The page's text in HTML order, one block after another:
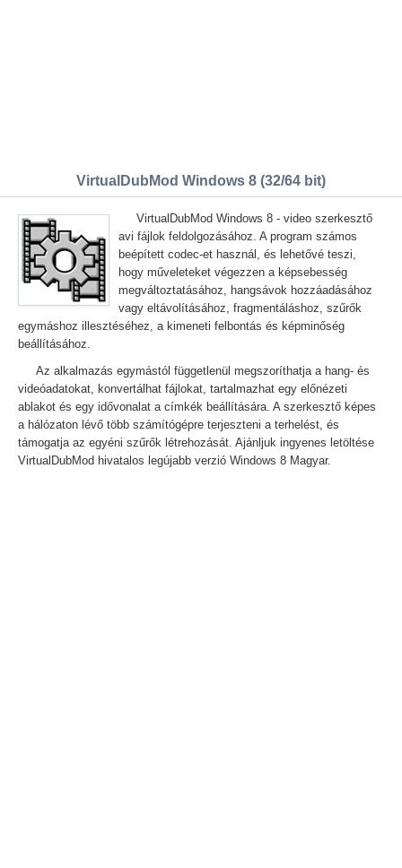
VirtualDubMod Windows 8 (32/64 bit)
VirtualDubMod Windows 8 - video szerkesztő
avi fájlok feldolgozásához. A program számos
beépített codec-et használ, és lehetővé teszi,
hogy műveleteket végezzen a képsebesség
megváltoztatásához, hangsávok hozzáadásához
vagy eltávolításához, fragmentáláshoz, szűrők
egymáshoz illesztéséhez, a kimeneti felbontás és képminőség
beállításához.
Az alkalmazás egymástól függetlenül megszoríthatja a hang- és
videóadatokat, konvertálhat fájlokat, tartalmazhat egy előnézeti
ablakot és egy idővonalat a címkék beállítására. A szerkesztő képes
a hálózaton lévő több számítógépre terjeszteni a terhelést, és
támogatja az egyéni szűrők létrehozását. Ajánljuk ingyenes letöltése
VirtualDubMod hivatalos legújabb verzió Windows 8 Magyar.